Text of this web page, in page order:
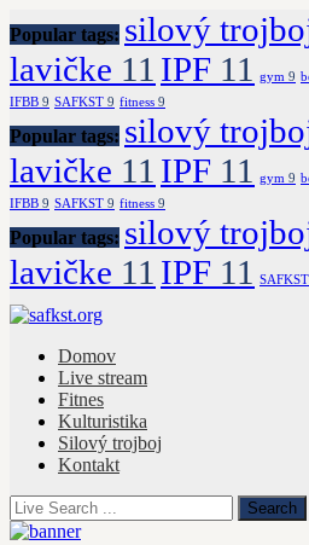
Popular tags: silový
lavičke 11 IPF 11 gym 9
IFBB 9 SAFKST 9 fitness 9
Popular tags: silový
lavičke 11 IPF 11 gym 9
IFBB 9 SAFKST 9 fitness 9
Popular tags: silový
lavičke 11 IPF 11 SAFKST
Domov
Live stream
Fitnes
Kulturistika
Silový trojboj
Kontakt